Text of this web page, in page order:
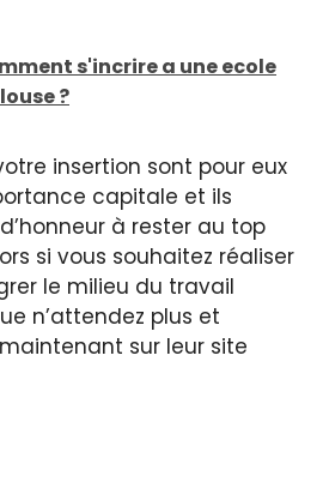
s'incrire a une ecole
?
insertion sont pour eux
capitale et ils
à rester au top
si vous souhaitez réaliser
le milieu du travail
n’attendez plus et
sur leur site